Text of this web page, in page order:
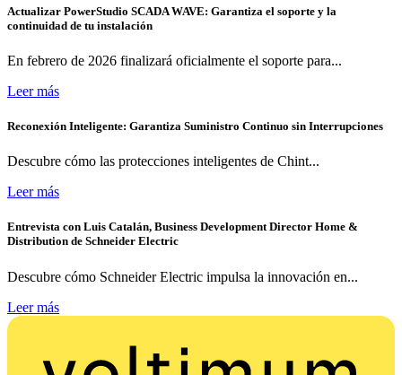
Actualizar PowerStudio SCADA WAVE: Garantiza el soporte y la
continuidad de tu instalación
En febrero de 2026 finalizará oficialmente el soporte para...
Leer más
Reconexión Inteligente: Garantiza Suministro Continuo sin Interrupciones
Descubre cómo las protecciones inteligentes de Chint...
Leer más
Entrevista con Luis Catalán, Business Development Director Home &
Distribution de Schneider Electric
Descubre cómo Schneider Electric impulsa la innovación en...
Leer más